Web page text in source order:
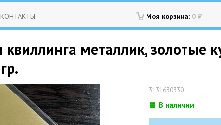
Моя корзина: 0 ₽
КОНТАКТЫ
квиллинга металлик, золотые
3131630330
В наличии